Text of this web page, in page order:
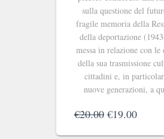
sulla questione del
fragile memoria della
della deportazione
messa in relazione con
della sua trasmissione
cittadini e, in
nuove generazioni, a
€20.00 Il
€19.00Il